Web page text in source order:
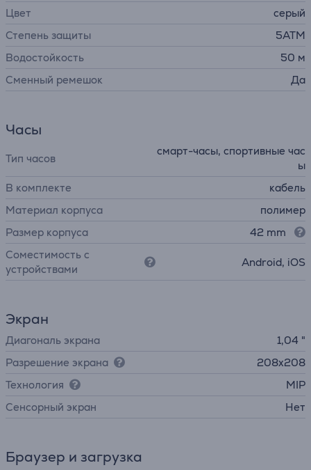
Цвет
серый
Степень защиты
5ATM
Водостойкость
50 м
Сменный ремешок
Да
Часы
Тип часов
смарт-часы, спортивные час
ы
В комплекте
кабель
Материал корпуса
полимер
Размер корпуса
42 mm
Соместимость с
устройствами
Android, iOS
Экран
Диагональ экрана
1,04 "
Разрешение экрана
208x208
Технология
MIP
Cенсорный экран
Нет
Браузер и загрузка